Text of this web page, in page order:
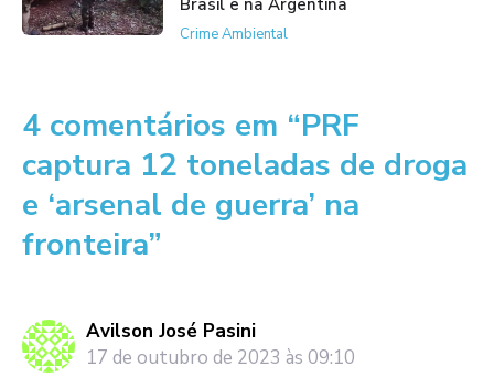
Crime Ambiental
4 comentários em “PRF
captura 12 toneladas de droga
e ‘arsenal de guerra’ na
fronteira”
Avilson José Pasini
17 de outubro de 2023 às 09:10